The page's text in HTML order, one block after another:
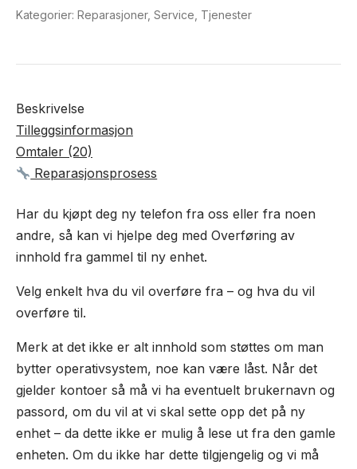
Kategorier: Reparasjoner, Service Tjenester
Beskrivelse
Tilleggsinformasjon
Omtaler (20)
Reparasjonsprosess
Har du kjøpt deg ny telefon fra oss eller fra noen
andre, så kan vi hjelpe deg med Overføring av
innhold fra gammel til ny enhet.
Velg enkelt hva du vil overføre fra – og hva du vil
overføre til.
Merk at det ikke er alt innhold som støttes om man
bytter operativsystem, noe kan være låst. Når det
gjelder kontoer så må vi ha eventuelt brukernavn og
passord, om du vil at vi skal sette opp det på ny
enhet – da dette ikke er mulig å lese ut fra den gamle
enheten. Om du ikke har dette tilgjengelig og vi må